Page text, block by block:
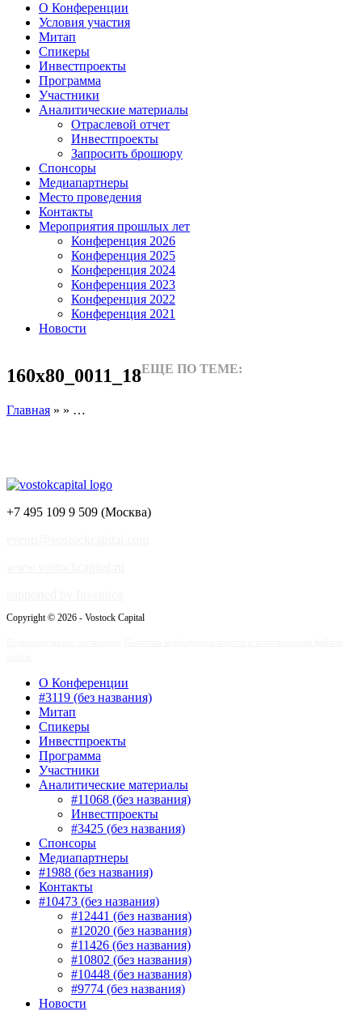
О Конференции
Условия участия
Митап
Спикеры
Инвестпроекты
Программа
Участники
Аналитические материалы
Отраслевой отчет
Инвестпроекты
Запросить брошюру
Спонсоры
Медиапартнеры
Место проведения
Контакты
Мероприятия прошлых лет
Конференция 2026
Конференция 2025
Конференция 2024
Конференция 2023
Конференция 2022
Конференция 2021
Новости
160x80_0011_18
Главная » » …
ЕЩЕ ПО ТЕМЕ:
+7 495 109 9 509 (Москва)
Copyright © 2026 - Vostock Capital
О Конференции
#3119 (без названия)
Митап
Спикеры
Инвестпроекты
Программа
Участники
Аналитические материалы
#11068 (без названия)
Инвестпроекты
#3425 (без названия)
Спонсоры
Медиапартнеры
#1988 (без названия)
Контакты
#10473 (без названия)
#12441 (без названия)
#12020 (без названия)
#11426 (без названия)
#10802 (без названия)
#10448 (без названия)
#9774 (без названия)
Новости